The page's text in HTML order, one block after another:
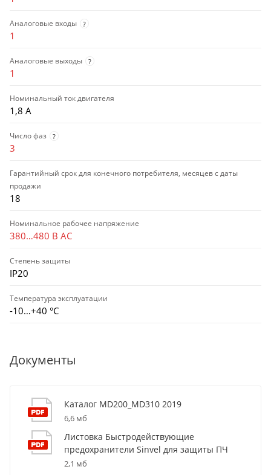
Аналоговые входы ?
1
Аналоговые выходы ?
1
Номинальный ток двигателя
1,8 А
Число фаз ?
3
Гарантийный срок для конечного потребителя, месяцев с даты
продажи
18
Номинальное рабочее напряжение
380…480 В AC
Степень защиты
IP20
Температура эксплуатации
-10…+40 °С
Документы
Каталог MD200_MD310 2019
6,6 мб
Листовка Быстродействующие
предохранители Sinvel для защиты ПЧ
2,1 мб